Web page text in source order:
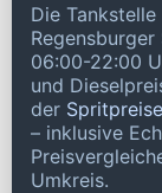
Die
06:00-22:00
und
der
– inklusive
Umkreis.